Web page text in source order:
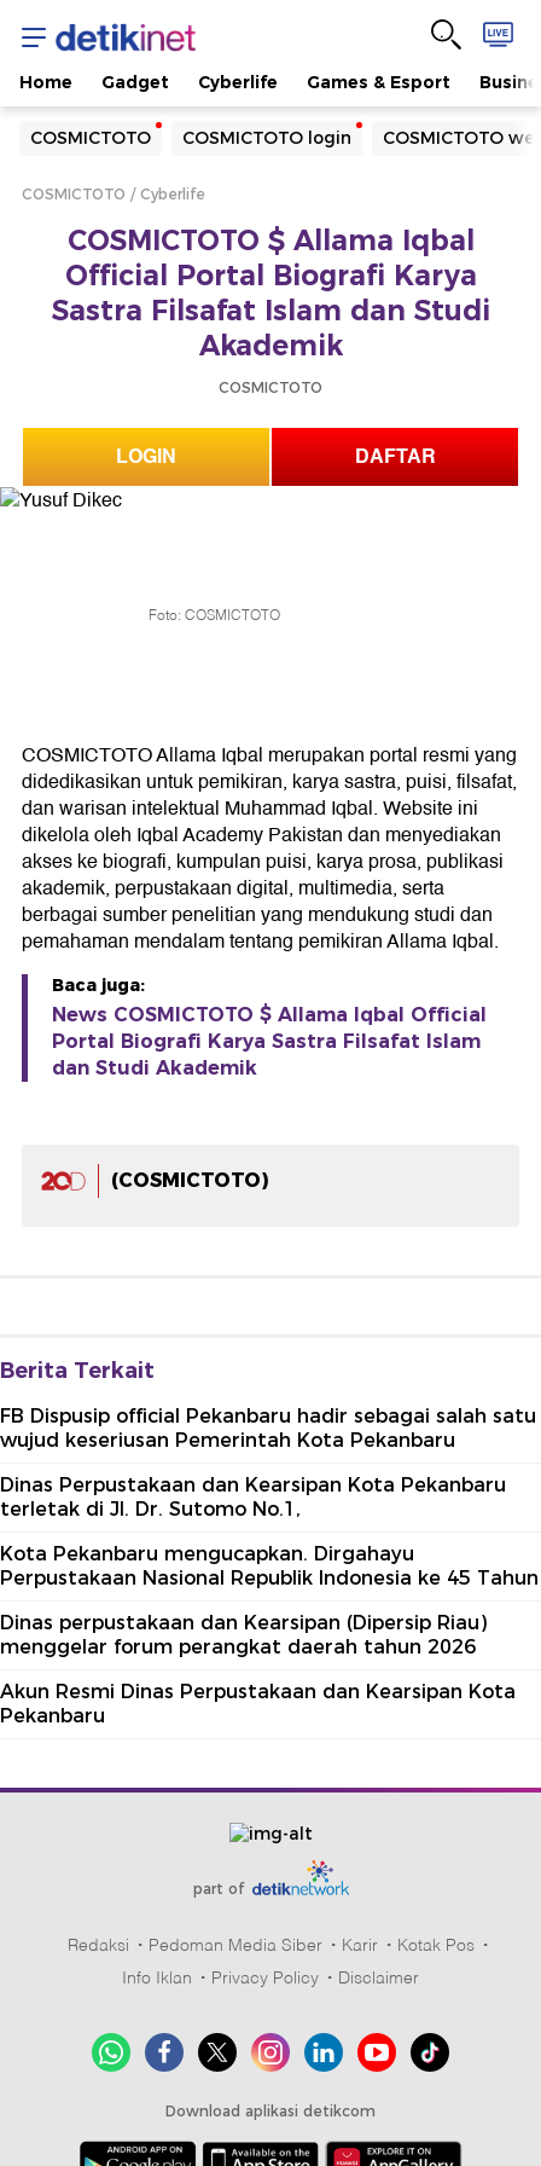
Home Gadget Cyberlife Games & Esport
COSMICTOTO COSMICTOTO login COSMICTOTO
Yang sedang ramai dicari
Loading...
Loading...
COSMICTOTO Cyberlife
COSMICTOTO $ Allama Iqbal
Official Portal Biografi Karya
Sastra Filsafat Islam dan Studi
Akademik
COSMICTOTO
LOGIN DAFTAR
Foto: COSMICTOTO
COSMICTOTO Allama Iqbal merupakan portal resmi yang
didedikasikan untuk pemikiran, karya sastra, puisi, filsafat,
dan warisan intelektual Muhammad Iqbal. Website ini
dikelola oleh Iqbal Academy Pakistan dan menyediakan
akses ke biografi, kumpulan puisi, karya prosa, publikasi
akademik, perpustakaan digital, multimedia, serta
berbagai sumber penelitian yang mendukung studi dan
pemahaman mendalam tentang pemikiran Allama Iqbal.
Baca juga:
News COSMICTOTO $ Allama Iqbal Official
Portal Biografi Karya Sastra Filsafat Islam
dan Studi Akademik
(COSMICTOTO)
Berita Terkait
FB Dispusip official Pekanbaru hadir sebagai salah satu
wujud keseriusan Pemerintah Kota Pekanbaru
Dinas Perpustakaan dan Kearsipan Kota Pekanbaru
terletak di Jl. Dr. Sutomo No.1,
Kota Pekanbaru mengucapkan. Dirgahayu
Perpustakaan Nasional Republik Indonesia ke 45 Tahun
Dinas perpustakaan dan Kearsipan (Dipersip Riau)
menggelar forum perangkat daerah tahun 2026
Akun Resmi Dinas Perpustakaan dan Kearsipan Kota
Pekanbaru
part of
Redaksi Pedoman Media Siber Karir
Kotak Pos
Info Iklan
Privacy Policy Disclaimer
Download aplikasi detikcom